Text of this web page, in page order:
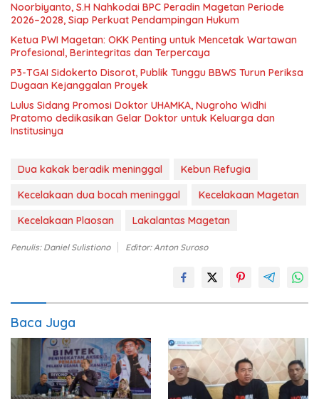
Noorbiyanto, S.H Nahkodai BPC Peradin Magetan Periode
2026–2028, Siap Perkuat Pendampingan Hukum
Ketua PWI Magetan: OKK Penting untuk Mencetak Wartawan
Profesional, Berintegritas dan Terpercaya
P3-TGAI Sidokerto Disorot, Publik Tunggu BBWS Turun Periksa
Dugaan Kejanggalan Proyek
Lulus Sidang Promosi Doktor UHAMKA, Nugroho Widhi
Pratomo dedikasikan Gelar Doktor untuk Keluarga dan
Institusinya
Dua kakak beradik meninggal
Kebun Refugia
Kecelakaan dua bocah meninggal
Kecelakaan Magetan
Kecelakaan Plaosan
Lakalantas Magetan
Penulis: Daniel Sulistiono Editor: Anton Suroso
Baca Juga